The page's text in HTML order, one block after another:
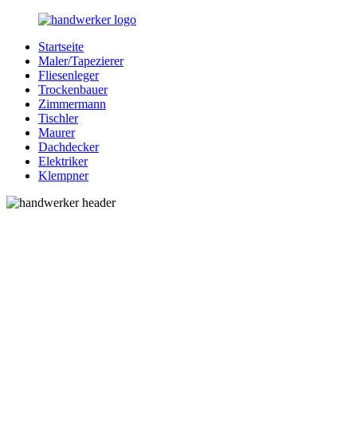
Zurück
Inhalt
Bessere-
Handwerker.de
Handwerker
Ihrer
Nähe
Startseite
Maler/Tapezierer
Fliesenleger
Trockenbauer
Zimmermann
Tischler
Maurer
Dachdecker
Elektriker
Klempner